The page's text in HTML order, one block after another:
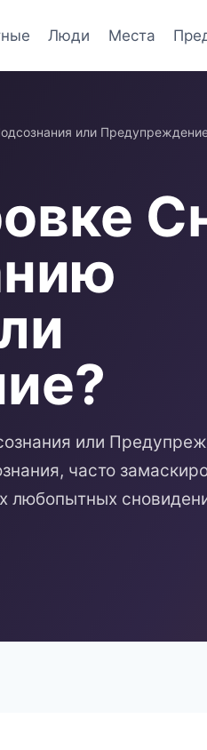
Люди Места
или
или
часто
любопытных